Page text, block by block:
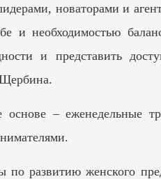
новаторами и
и необходимостью
и представить
Щербина.
– еженедельные
развитию женского